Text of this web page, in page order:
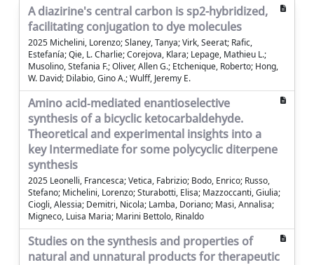
A diazirine's central carbon is sp2-hybridized,
facilitating conjugation to dye molecules
2025 Michelini, Lorenzo; Slaney, Tanya; Virk, Seerat; Rafic,
Estefanía; Qie, L. Charlie; Corejova, Klara; Lepage, Mathieu L.;
Musolino, Stefania F.; Oliver, Allen G.; Etchenique, Roberto; Hong,
W. David; Dilabio, Gino A.; Wulff, Jeremy E.
Amino acid‐mediated enantioselective
synthesis of a bicyclic ketocarbaldehyde.
Theoretical and experimental insights into a
key Intermediate for some polycyclic diterpene
synthesis
2025 Leonelli, Francesca; Vetica, Fabrizio; Bodo, Enrico; Russo,
Stefano; Michelini, Lorenzo; Sturabotti, Elisa; Mazzoccanti, Giulia;
Ciogli, Alessia; Demitri, Nicola; Lamba, Doriano; Masi, Annalisa;
Migneco, Luisa Maria; Marini Bettolo, Rinaldo
Studies on the synthesis and properties of
natural and unnatural products for therapeutic